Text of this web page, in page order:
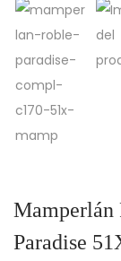
Mamperlán
Paradise